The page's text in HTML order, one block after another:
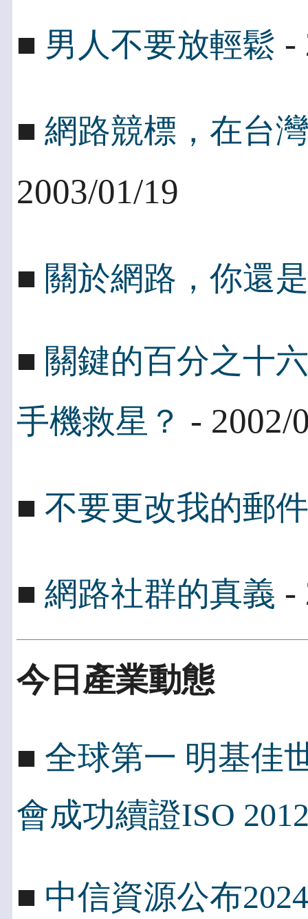
■ 男人不要放輕鬆 -
■ 網路競標，在台
2003/01/19
■ 關於網路，你還
■ 關鍵的百分之十
手機救星？ - 2002/
■ 不要更改我的郵
■ 網路社群的真義 -
今日產業動態
■ 全球第一 明基佳
會成功續證ISO
■ 中信資源公布